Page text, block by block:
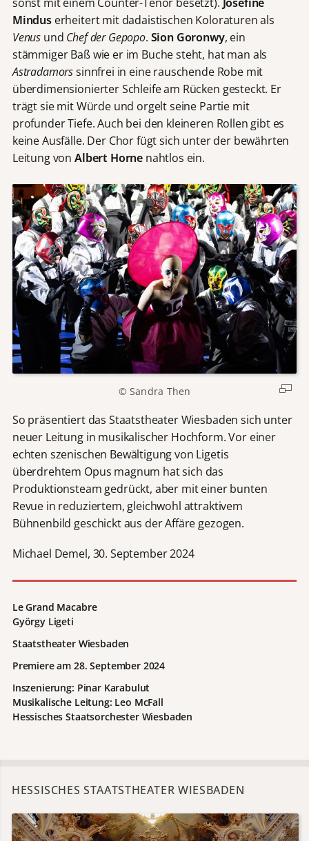
Minduserheitert mit dadaistischen Koloraturen als
Venus und Chef der Gepopo. Sion Goronwy, ein
stämmiger Baß wie er im Buche steht, hat man als
Astradamorssinnfrei in eine rauschende Robe mit
überdimensionierter Schleife am Rücken gesteckt. Er
trägt sie mit Würde und orgelt seine Partie mit
profunder Tiefe. Auch bei den kleineren Rollen gibt es
keine Ausfälle. Der Chor fügt sich unter der bewährten
Leitung von Albert Horne nahtlos ein.
© Sandra Then
So präsentiert das Staatstheater Wiesbaden sich unter
neuer Leitung in musikalischer Hochform. Vor einer
echten szenischen Bewältigung von Ligetis
überdrehtem Opus magnum hat sich das
Produktionsteam gedrückt, aber mit einer bunten
Revue in reduziertem, gleichwohl attraktivem
Bühnenbild geschickt aus der Affäre gezogen.
Michael Demel, 30. September 2024
Le Grand Macabre
György Ligeti
Staatstheater Wiesbaden
Premiere am 28. September 2024
Inszenierung: Pinar Karabulut
Musikalische Leitung: Leo McFall
Hessisches Staatsorchester Wiesbaden
HESSISCHES STAATSTHEATER WIESBADEN